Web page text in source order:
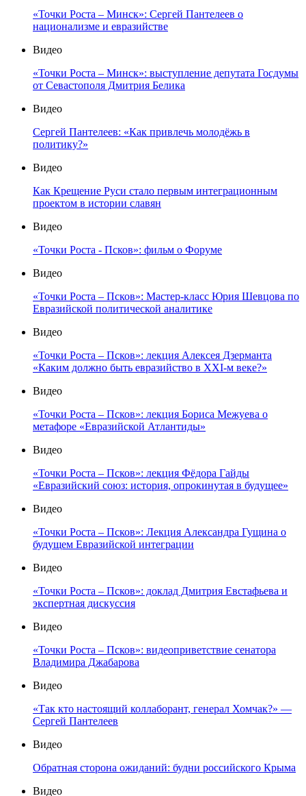
«Точки Роста – Минск»: Сергей Пантелеев о
национализме и евразийстве
Видео
«Точки Роста – Минск»: выступление депутата Госдумы
от Севастополя Дмитрия Белика
Видео
Сергей Пантелеев: «Как привлечь молодёжь в
политику?»
Видео
Как Крещение Руси стало первым интеграционным
проектом в истории славян
Видео
«Точки Роста - Псков»: фильм о Форуме
Видео
«Точки Роста – Псков»: Мастер-класс Юрия Шевцова по
Евразийской политической аналитике
Видео
«Точки Роста – Псков»: лекция Алексея Дзерманта
«Каким должно быть евразийство в XXI-м веке?»
Видео
«Точки Роста – Псков»: лекция Бориса Межуева о
метафоре «Евразийской Атлантиды»
Видео
«Точки Роста – Псков»: лекция Фёдора Гайды
«Евразийский союз: история, опрокинутая в будущее»
Видео
«Точки Роста – Псков»: Лекция Александра Гущина о
будущем Евразийской интеграции
Видео
«Точки Роста – Псков»: доклад Дмитрия Евстафьева и
экспертная дискуссия
Видео
«Точки Роста – Псков»: видеоприветствие сенатора
Владимира Джабарова
Видео
«Так кто настоящий коллаборант, генерал Хомчак?» —
Сергей Пантелеев
Видео
Обратная сторона ожиданий: будни российского Крыма
Видео